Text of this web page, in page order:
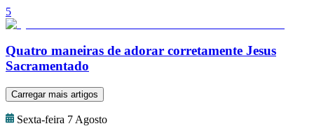
5
Quatro maneiras de adorar corretamente Jesus
Sacramentado
Carregar mais artigos
Sexta-feira 7 Agosto